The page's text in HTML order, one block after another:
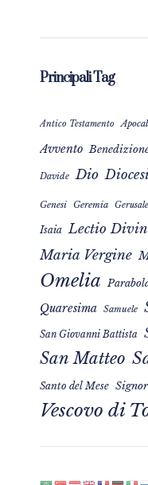
Principali Tag
Antico Testamento
Avvento
Davide Dio
Genesi Geremia
Isaia Lectio
Maria Vergine
Omelia
Quaresima Samuele
San Giovanni Battista
San Matteo
Santo del Mese
Vescovo di